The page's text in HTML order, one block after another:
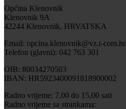
Općina Klenovnik
Klenovnik 9A
42244 Klenovnik, HRVATSKA
Email: opcina.klenovnik@vz.t-com.hr
Telefon (glavni): 042 763 301
OIB: 80034270503
IBAN: HR5923400091818900002
Radno vrijeme: 7,00 do 15,00 sati
Radno vrijeme sa strankama: